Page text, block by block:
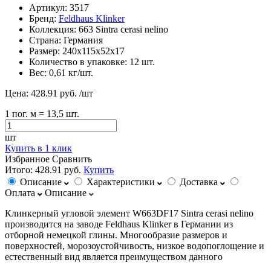
Артикул: 3517
Бренд: Feldhaus Klinker
Коллекция: 663 Sintra cerasi nelino
Страна: Германия
Размер: 240х115х52х17
Количество в упаковке: 12 шт.
Вес: 0,61 кг/шт.
Цена: 428.91 руб. /шт
1 пог. м = 13,5 шт.
шт
Купить в 1 клик
Избранное Сравнить
Итого: 428.91 руб. Купить
Описание
Характеристики
Доставка
Оплата
Описание
Клинкерный угловой элемент W663DF17 Sintra cerasi nelino
производится на заводе Feldhaus Klinker в Германии из
отборной немецкой глины. Многообразие размеров и
поверхностей, морозоустойчивость, низкое водопоглощение и
естественный вид является преимуществом данного